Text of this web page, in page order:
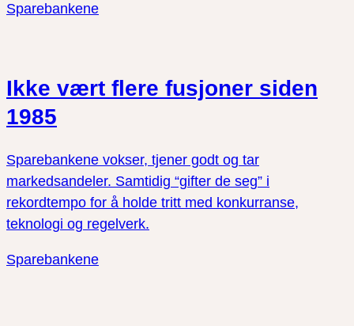
Sparebankene
Ikke vært flere fusjoner siden
1985
Sparebankene vokser, tjener godt og tar
markedsandeler. Samtidig “gifter de seg” i
rekordtempo for å holde tritt med konkurranse,
teknologi og regelverk.
Sparebankene